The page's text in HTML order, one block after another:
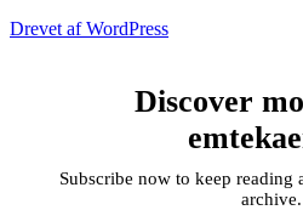
Drevet af WordPress
Discover
Subscribe now to keep reading
archive.